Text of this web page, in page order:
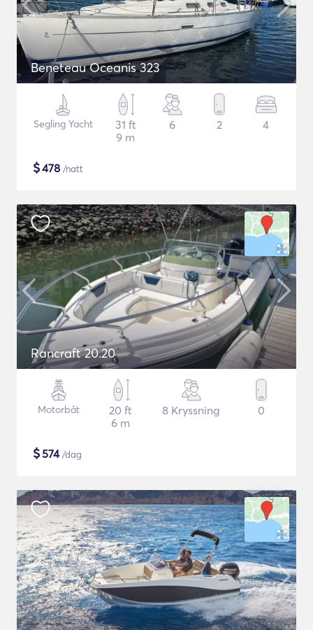
Beneteau Oceanis 323
Segling Yacht
31 ft
9 m
6 2 4
$478 /natt
Rancraft 20.20
Motorbåt
20 ft
6 m
8 Kryssning 0
$574/dag